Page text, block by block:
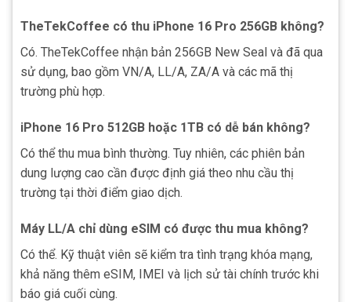
TheTekCoffee có thu iPhone 16 Pro 256GB không?
Có. TheTekCoffee nhận bản 256GB New Seal và đã qua
sử dụng, bao gồm VN/A, LL/A, ZA/A và các mã thị
trường phù hợp.
iPhone 16 Pro 512GB hoặc 1TB có dễ bán không?
Có thể thu mua bình thường. Tuy nhiên, các phiên bản
dung lượng cao cần được định giá theo nhu cầu thị
trường tại thời điểm giao dịch.
Máy LL/A chỉ dùng eSIM có được thu mua không?
Có thể. Kỹ thuật viên sẽ kiểm tra tình trạng khóa mạng,
khả năng thêm eSIM, IMEI và lịch sử tài chính trước khi
báo giá cuối cùng.